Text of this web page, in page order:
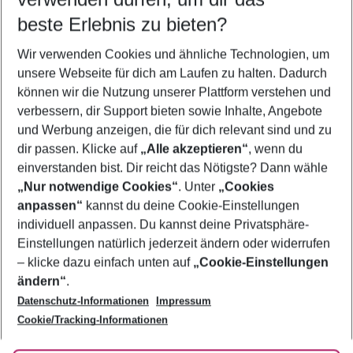
5-8 Nächte
2 Erwachsene Keine Kinder
Mehr Filter anzeigen
Footer
Footer navigation
Über uns
AGB
Bestpreisgarantie
Cookie-Einstellungen ändern
Cookie-Richtlinie
Agenturbetreuung
Barrierefreies Reisen
Folge uns
beste Erlebnis zu bieten?
Wir verwenden Cookies und ähnliche Technologien, um
unsere Webseite für dich am Laufen zu halten. Dadurch
können wir die Nutzung unserer Plattform verstehen und
verbessern, dir Support bieten sowie Inhalte, Angebote
und Werbung anzeigen, die für dich relevant sind und zu
dir passen. Klicke auf „Alle akzeptieren“, wenn du
einverstanden bist. Dir reicht das Nötigste? Dann wähle
„Nur notwendige Cookies“. Unter „Cookies
anpassen“ kannst du deine Cookie-Einstellungen
individuell anpassen. Du kannst deine Privatsphäre-
Einstellungen natürlich jederzeit ändern oder widerrufen
– klicke dazu einfach unten auf „Cookie-Einstellungen
ändern“.
Datenschutz-Informationen
Impressum
Cookie/Tracking-Informationen